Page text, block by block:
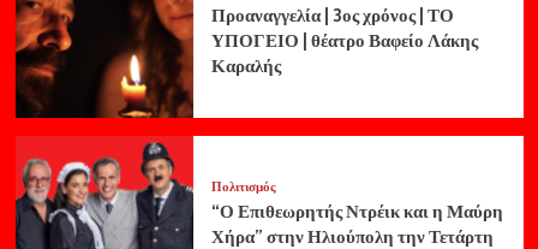
Προαναγγελία | 3ος χρόνος | ΤΟ
ΥΠΟΓΕΙΟ | θέατρο Βαφείο Λάκης
Καραλής
Πολιτισμός
“Ο Επιθεωρητής Ντρέικ και η Μαύρη
Χήρα” στην Ηλιούπολη την Τετάρτη